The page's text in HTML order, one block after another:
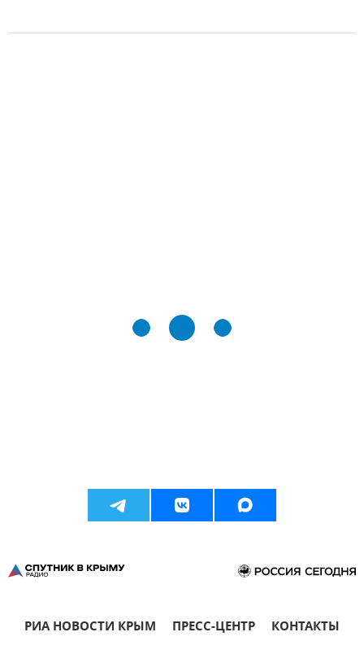
РИА НОВОСТИ КРЫМ ПРЕСС-ЦЕНТР КОНТАКТЫ